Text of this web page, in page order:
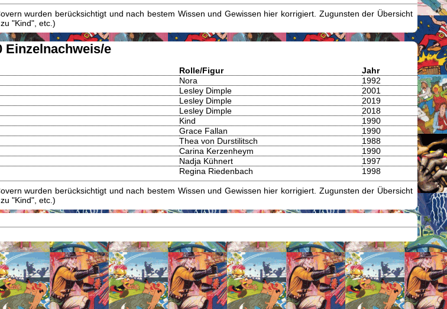
wurden berücksichtigt und nach bestem Wissen und Gewissen hier korrigiert. Zugunsten der Übersicht
"Kind", etc.)
Einzelnachweis/e
Rolle/Figur
Jahr
Nora
1992
Lesley Dimple
2001
Lesley Dimple
2019
Lesley Dimple
2018
Kind
1990
Grace Fallan
1990
Thea von Durstilitsch
1988
Carina Kerzenheym
1990
Nadja Kühnert
1997
Regina Riedenbach 1998
wurden berücksichtigt und nach bestem Wissen und Gewissen hier korrigiert. Zugunsten der Übersicht
"Kind", etc.)